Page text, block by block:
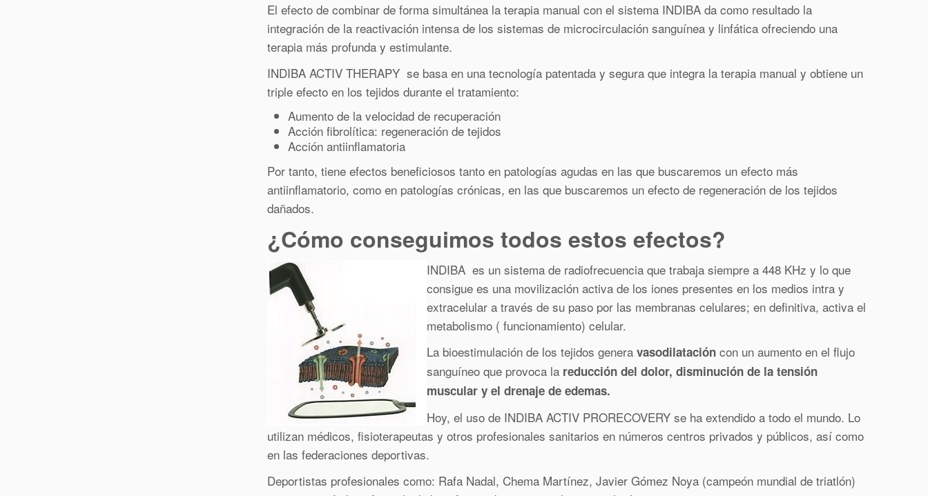
El efecto de combinar de forma simultánea la terapia manual con el sistema INDIBA da como resultado la
integración de la reactivación intensa de los sistemas de microcirculación sanguínea y linfática ofreciendo una
terapia más profunda y estimulante.
INDIBA ACTIV THERAPY se basa en una tecnología patentada y segura que integra la terapia manual y obtiene un
triple efecto en los tejidos durante el tratamiento:
Aumento de la velocidad de recuperación
Acción fibrolítica: regeneración de tejidos
Acción antiinflamatoria
Por tanto, tiene efectos beneficiosos tanto en patologías agudas en las que buscaremos un efecto más
antiinflamatorio, como en patologías crónicas, en las que buscaremos un efecto de regeneración de los tejidos
dañados.
¿Cómo conseguimos todos estos efectos?
INDIBA es un sistema de radiofrecuencia que trabaja siempre a 448 KHz y lo que
consigue es una movilización activa de los iones presentes en los medios intra y
extracelular a través de su paso por las membranas celulares; en definitiva, activa el
metabolismo ( funcionamiento) celular.
La bioestimulación de los tejidos genera vasodilatación con un aumento en el flujo
sanguíneo que provoca la reducción del dolor, disminución de la tensión
muscular y el drenaje de edemas.
Hoy, el uso de INDIBA ACTIV PRORECOVERY se ha extendido a todo el mundo. Lo
utilizan médicos, fisioterapeutas y otros profesionales sanitarios en números centros privados y públicos, así como
en las federaciones deportivas.
Deportistas profesionales como: Rafa Nadal, Chema Martínez, Javier Gómez Noya (campeón mundial de triatlón)